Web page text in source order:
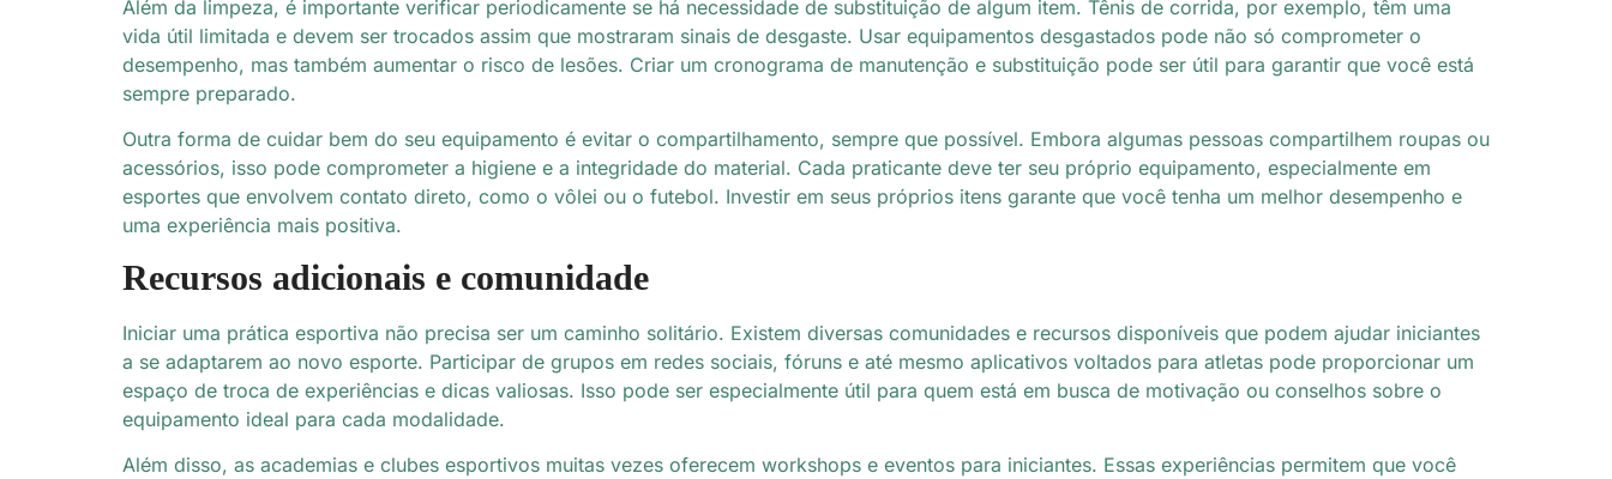
Além da limpeza, é importante verificar periodicamente se há necessidade de substituição de algum item. Tênis de corrida, por exemplo, têm uma
vida útil limitada e devem ser trocados assim que mostraram sinais de desgaste. Usar equipamentos desgastados pode não só comprometer o
desempenho, mas também aumentar o risco de lesões. Criar um cronograma de manutenção e substituição pode ser útil para garantir que você está
sempre preparado.
Outra forma de cuidar bem do seu equipamento é evitar o compartilhamento, sempre que possível. Embora algumas pessoas compartilhem roupas ou
acessórios, isso pode comprometer a higiene e a integridade do material. Cada praticante deve ter seu próprio equipamento, especialmente em
esportes que envolvem contato direto, como o vôlei ou o futebol. Investir em seus próprios itens garante que você tenha um melhor desempenho e
uma experiência mais positiva.
Recursos adicionais e comunidade
Iniciar uma prática esportiva não precisa ser um caminho solitário. Existem diversas comunidades e recursos disponíveis que podem ajudar iniciantes
a se adaptarem ao novo esporte. Participar de grupos em redes sociais, fóruns e até mesmo aplicativos voltados para atletas pode proporcionar um
espaço de troca de experiências e dicas valiosas. Isso pode ser especialmente útil para quem está em busca de motivação ou conselhos sobre o
equipamento ideal para cada modalidade.
Além disso, as academias e clubes esportivos muitas vezes oferecem workshops e eventos para iniciantes. Essas experiências permitem que você